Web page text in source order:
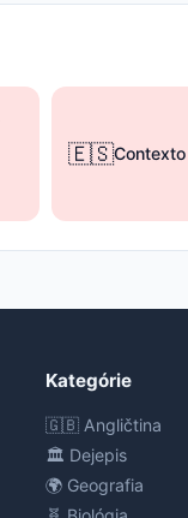
🇪🇸
Kategórie
🇬🇧 Angličtina
🏛️ Dejepis
🌍 Geografia